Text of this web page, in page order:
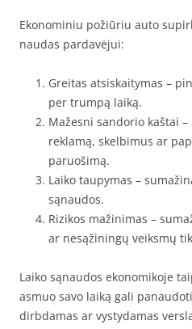
Ekonominiu požiūriu auto
naudas pardavėjui:
Greitas atsiskaitymas –
per trumpą laiką.
Mažesni sandorio kaštai
reklamą, skelbimus ar
paruošimą.
Laiko taupymas –
sąnaudos.
Rizikos mažinimas –
ar nesąžiningų veiksmų
Laiko sąnaudos ekonomikoje
asmuo savo laiką gali
dirbdamas ar vystydamas